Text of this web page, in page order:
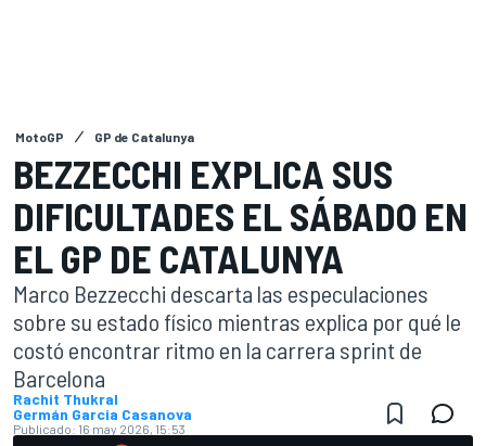
MotoGP GP de Catalunya
BEZZECCHI EXPLICA SUS
DIFICULTADES EL SÁBADO EN
EL GP DE CATALUNYA
Marco Bezzecchi descarta las especulaciones
sobre su estado físico mientras explica por qué le
costó encontrar ritmo en la carrera sprint de
Barcelona
Rachit Thukral
Germán Garcia Casanova
Publicado: 16 may 2026, 15:53